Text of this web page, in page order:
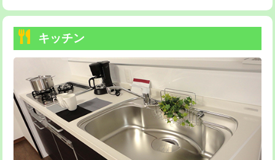
持込商品取付（普通便座⇔温水洗浄便
22,000円
給水管工事※（ホール加工)
給水管工事※（バンド止め) 3,300円
給水管工事※（支持金具設置) 5,500円
給水管工事※（保温材使用（バンド止
め込み）)
5,500円
トーラー機使用/3mまで
追加トーラー機使用/3m超え +3,300円
カメラ調査 33,000円
桝清掃 8,800円
止水・漏水調査・防水処理・清掃・修
理・調整・分解・加工など（軽作業）
11,000円
キッチン